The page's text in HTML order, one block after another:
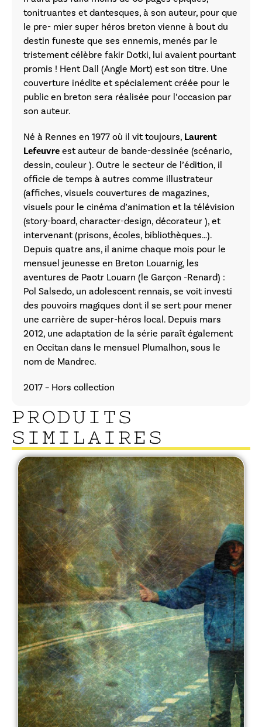
tonitruantes et dantesques, à son auteur, pour que
le pre- mier super héros breton vienne à bout du
destin funeste que ses ennemis, menés par le
tristement célèbre fakir Dotki, lui avaient pourtant
promis ! Hent Dall (Angle Mort) est son titre. Une
couverture inédite et spécialement créée pour le
public en breton sera réalisée pour l’occasion par
son auteur.
Né à Rennes en 1977 où il vit toujours, Laurent
Lefeuvre est auteur de bande-dessinée (scénario,
dessin, couleur ). Outre le secteur de l’édition, il
officie de temps à autres comme illustrateur
(affiches, visuels couvertures de magazines,
visuels pour le cinéma d’animation et la télévision
(story-board, character-design, décorateur ), et
intervenant (prisons, écoles, bibliothèques…).
Depuis quatre ans, il anime chaque mois pour le
mensuel jeunesse en Breton Louarnig, les
aventures de Paotr Louarn (le Garçon -Renard) :
Pol Salsedo, un adolescent rennais, se voit investi
des pouvoirs magiques dont il se sert pour mener
une carrière de super-héros local. Depuis mars
2012, une adaptation de la série paraît également
en Occitan dans le mensuel Plumalhon, sous le
nom de Mandrec.
2017 – Hors collection
PRODUITS
SIMILAIRES